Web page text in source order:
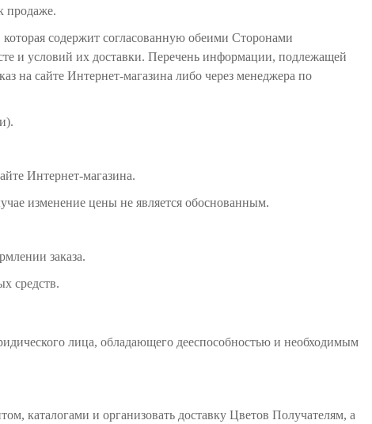
продаже.
содержит согласованную обеими Сторонами
и условий их доставки. Перечень информации, подлежащей
на сайте Интернет-магазина либо через менеджера по
Интернет-магазина.
изменение цены не является обоснованным.
заказа.
средств.
лица, обладающего дееспособностью и необходимым
каталогами и организовать доставку Цветов Получателям, а